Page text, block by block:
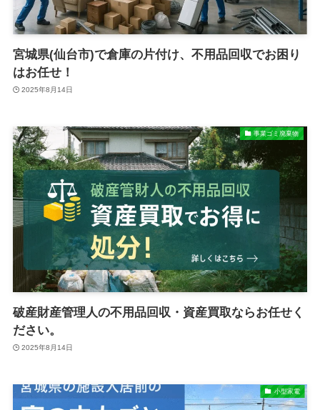
宮城県(仙台市)で倉庫の片付け、不用品回収でお困り
はお任せ！
2025年8月14日
事業ゴミ廃棄物
破産財産管理人の不用品回収・資産買取ならお任せく
ださい。
2025年8月14日
小型家電